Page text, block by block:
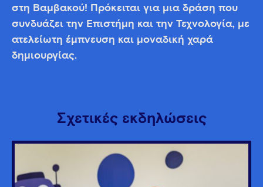
στη Βαμβακού! Πρόκειται για μια δράση που
συνδυάζει την Επιστήμη και την Τεχνολογία, με
ατελείωτη έμπνευση και μοναδική χαρά
δημιουργίας.
Σχετικές εκδηλώσεις